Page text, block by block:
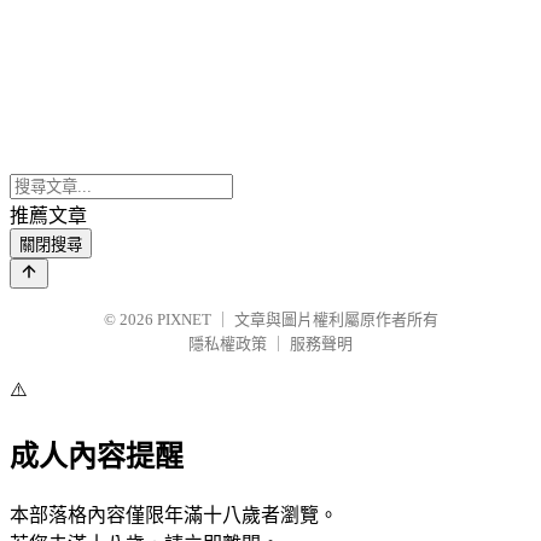
推薦文章
關閉搜尋
© 2026 PIXNET
文章與圖片權利屬原作者所有
隱私權政策
服務聲明
⚠️
成人內容提醒
本部落格內容僅限年滿十八歲者瀏覽。